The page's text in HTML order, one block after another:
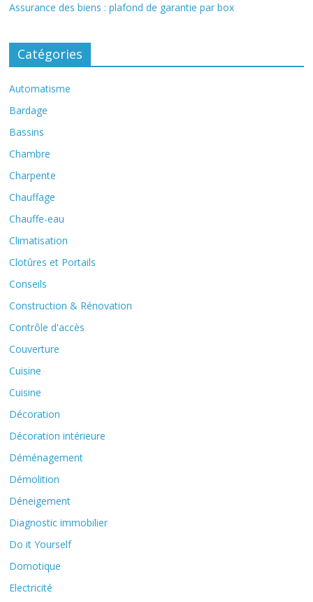
Assurance des biens : plafond de garantie par box
Catégories
Automatisme
Bardage
Bassins
Chambre
Charpente
Chauffage
Chauffe-eau
Climatisation
Clotûres et Portails
Conseils
Construction & Rénovation
Contrôle d'accès
Couverture
Cuisine
Cuisine
Décoration
Décoration intérieure
Déménagement
Démolition
Déneigement
Diagnostic immobilier
Do it Yourself
Domotique
Electricité